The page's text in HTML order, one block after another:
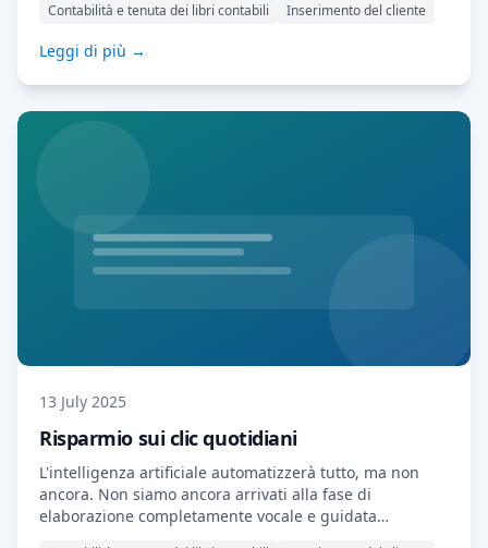
servizi in modo più efficiente e ricevere pagamenti
prima. Cosa sono i Modelli di Account? I Modelli di
Account sono spazi di lavoro MyDocSafe preconfigurati,
personalizzati in base alle esigenze di specifiche
Contabilità e tenuta dei libri contabili Inserimento del cliente
Leggi di più →
13 July 2025
Risparmio sui clic quotidiani
L'intelligenza artificiale automatizzerà tutto, ma non
ancora. Non siamo ancora arrivati alla fase di
elaborazione completamente vocale e guidata